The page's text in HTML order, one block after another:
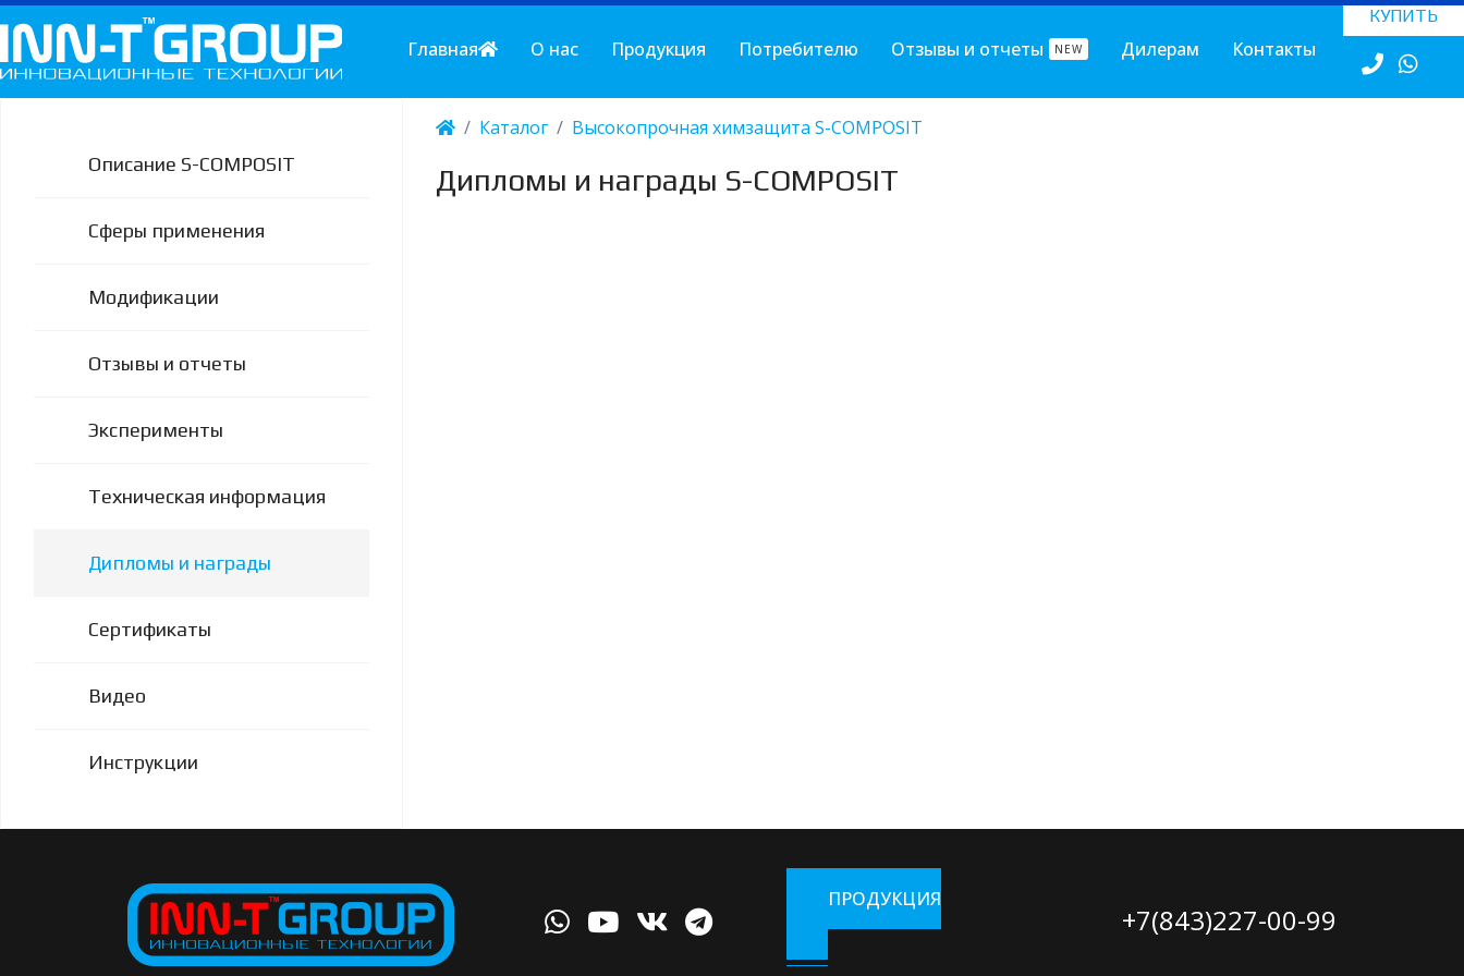
КУПИТЬ
Главная О нас Продукция Потребителю Отзывы и отчеты NEW Дилерам Контакты
Описание S-COMPOSIT
Сферы применения
Модификации
Отзывы и отчеты
Эксперименты
Техническая информация
Дипломы и награды
Сертификаты
Видео
Инструкции
Каталог Высокопрочная химзащита S-COMPOSIT
Дипломы и награды S-COMPOSIT
ПРОДУКЦИЯ
+7(843)227-00-99